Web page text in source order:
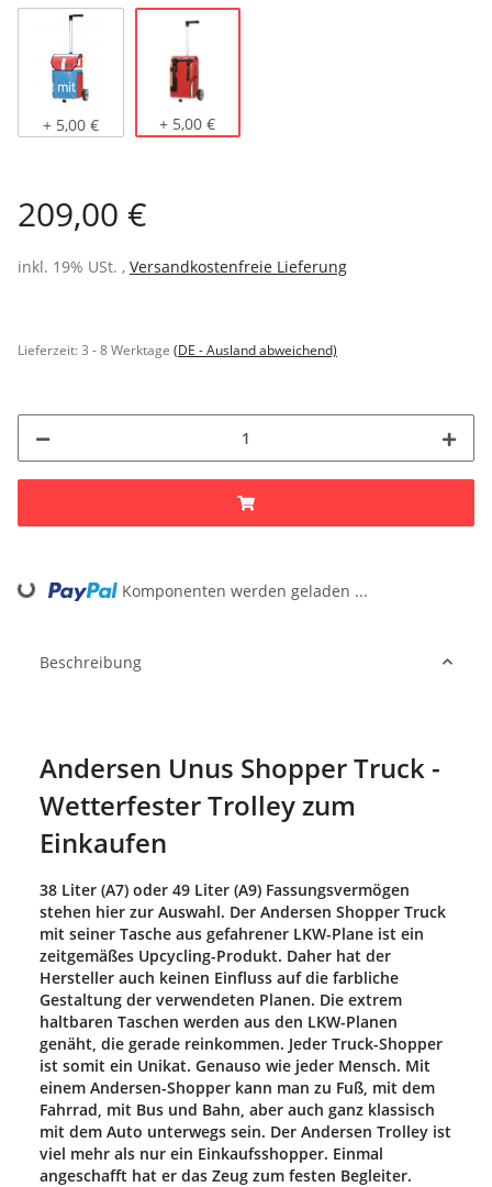
36 Liter (A7) mit Rucksackfunktion
+ 5,00 € 49 Liter (A9) ohne Rucksackfunktion!
+ 5,00 €
209,00 €
inkl. 19% USt. , Versandkostenfreie Lieferung
Lieferzeit:3 - 8 Werktage (DE - Ausland abweichend)
Komponenten werden geladen ...
Beschreibung
Andersen Unus Shopper Truck -
Wetterfester Trolley zum
Einkaufen
38 Liter (A7) oder 49 Liter (A9) Fassungsvermögen
stehen hier zur Auswahl. Der Andersen Shopper Truck
mit seiner Tasche aus gefahrener LKW-Plane ist ein
zeitgemäßes Upcycling-Produkt. Daher hat der
Hersteller auch keinen Einfluss auf die farbliche
Gestaltung der verwendeten Planen. Die extrem
haltbaren Taschen werden aus den LKW-Planen
genäht, die gerade reinkommen. Jeder Truck-Shopper
ist somit ein Unikat. Genauso wie jeder Mensch. Mit
einem Andersen-Shopper kann man zu Fuß, mit dem
Fahrrad, mit Bus und Bahn, aber auch ganz klassisch
mit dem Auto unterwegs sein. Der Andersen Trolley ist
viel mehr als nur ein Einkaufsshopper. Einmal
angeschafft hat er das Zeug zum festen Begleiter.